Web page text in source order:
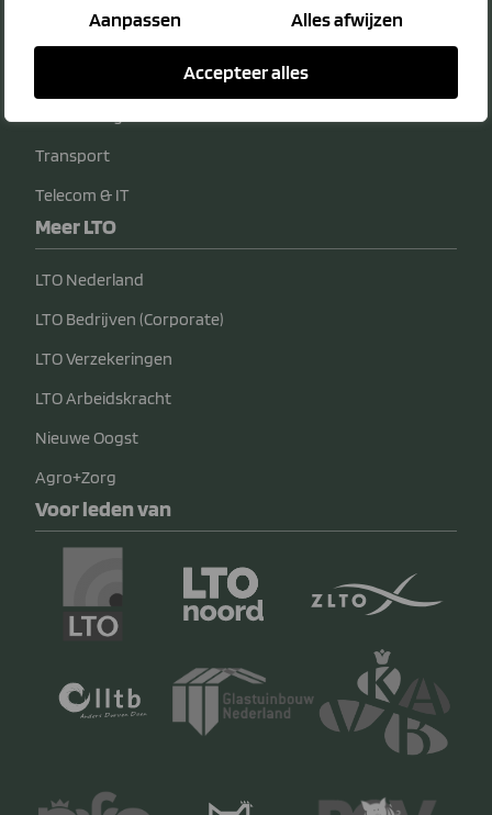
Aanpassen Alles afwijzen
Accepteer alles
Transport
Telecom & IT
Meer LTO
LTO Nederland
LTO Bedrijven (Corporate)
LTO Verzekeringen
LTO Arbeidskracht
Nieuwe Oogst
Agro+Zorg
Voor leden van